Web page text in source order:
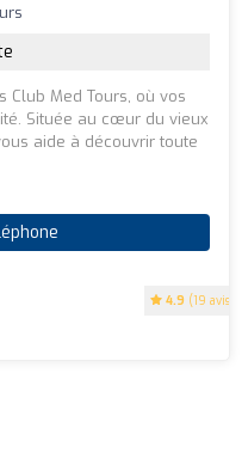
4.9 (19 avis)
Club Med Tours, où vos
Située au cœur du vieux
aide à découvrir toute